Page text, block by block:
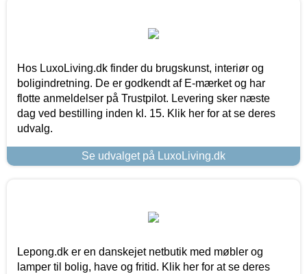
Hos LuxoLiving.dk finder du brugskunst, interiør og
boligindretning. De er godkendt af E-mærket og har
flotte anmeldelser på Trustpilot. Levering sker næste
dag ved bestilling inden kl. 15. Klik her for at se deres
udvalg.
Se udvalget på LuxoLiving.dk
Lepong.dk er en danskejet netbutik med møbler og
lamper til bolig, have og fritid. Klik her for at se deres